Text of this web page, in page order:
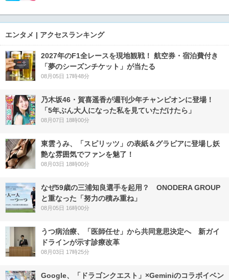
エンタメ | アクセスランキング
2027年のF1全レースを現地観戦！ 航空券・宿泊費付き
「夢のシーズンチケット」が当たる
08月05日 17時48分
乃木坂46・賀喜遥香が週刊少年チャンピオンに登場！
「5年ぶん大人になった私を見ていただけたら」
08月07日 18時00分
東雲うみ、「スピリッツ」の表紙＆グラビアに登場し妖
艶な雰囲気でファンを魅了！
08月03日 18時00分
なぜ59歳の三浦知良選手を起用？ ONODERA GROUP
と重なった「努力の積み重ね」
08月05日 16時00分
うつ病治療、「医師任せ」から共同意思決定へ 新ガイ
ドラインが示す診療改革
08月03日 17時25分
Google、「ドラゴンクエスト」×Geminiのコラボイベン